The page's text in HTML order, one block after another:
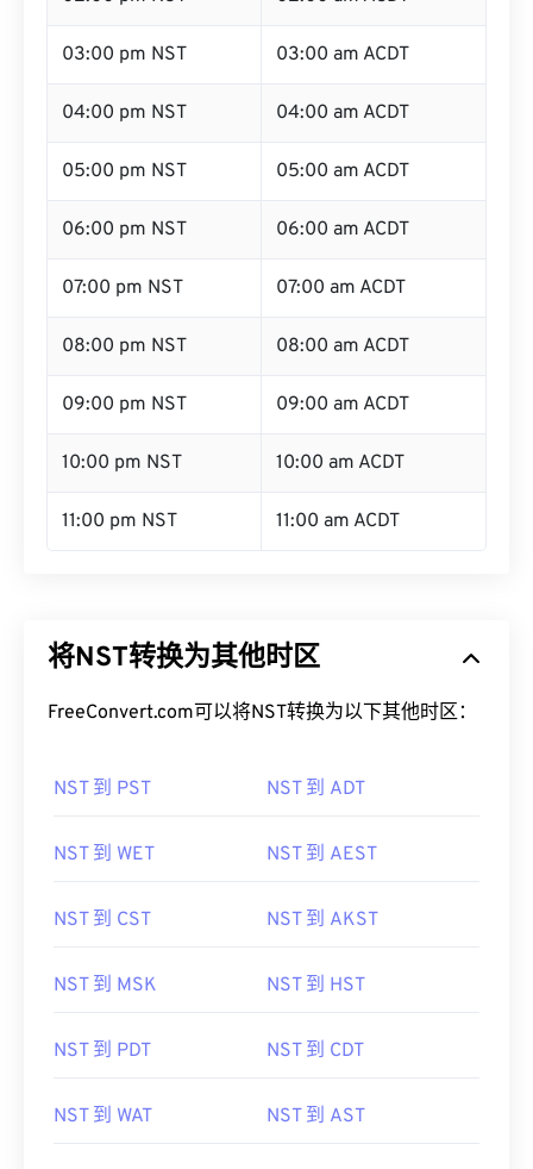
03:00 pm NST 03:00 am ACDT
04:00 pm NST 04:00 am ACDT
05:00 pm NST 05:00 am ACDT
06:00 pm NST 06:00 am ACDT
07:00 pm NST 07:00 am ACDT
08:00 pm NST 08:00 am ACDT
09:00 pm NST 09:00 am ACDT
10:00 pm NST 10:00 am ACDT
11:00 pm NST 11:00 am ACDT
将NST转换为其他时区
FreeConvert.com可以将NST转换为以下其他时区：
NST 到 PST NST 到 ADT
NST 到 WET NST 到 AEST
NST 到 CST NST 到 AKST
NST 到 MSK NST 到 HST
NST 到 PDT NST 到 CDT
NST 到 WAT NST 到 AST